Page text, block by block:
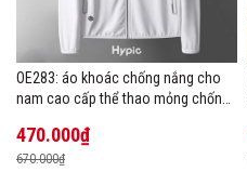
OE283: áo khoác chống nắng cho
nam cao cấp thể thao mỏng chống
470.000₫
670.000₫